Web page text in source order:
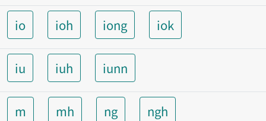
io ioh iong iok
iu iuh iunn
m mh ng ngh